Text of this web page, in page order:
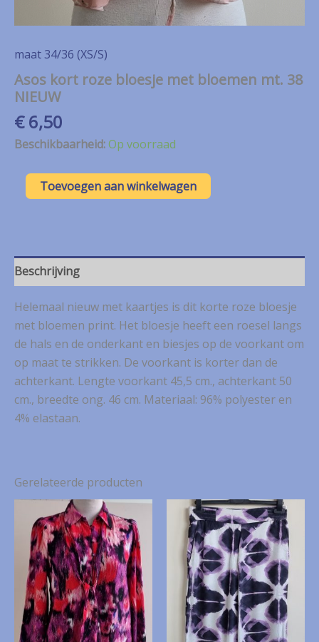
maat 34/36 (XS/S)
Asos kort roze bloesje met bloemen mt. 38
NIEUW
€6,50
Beschikbaarheid:Op voorraad
Asos
kort
mt.
38
aantal
Toevoegen aan winkelwagen
Beschrijving
Helemaal nieuw met kaartjes is dit korte roze bloesje
met bloemen print. Het bloesje heeft een roesel langs
de hals en de onderkant en biesjes op de voorkant om
op maat te strikken. De voorkant is korter dan de
achterkant. Lengte voorkant 45,5 cm., achterkant 50
cm., breedte ong. 46 cm. Materiaal: 96% polyester en
4% elastaan.
Gerelateerde producten